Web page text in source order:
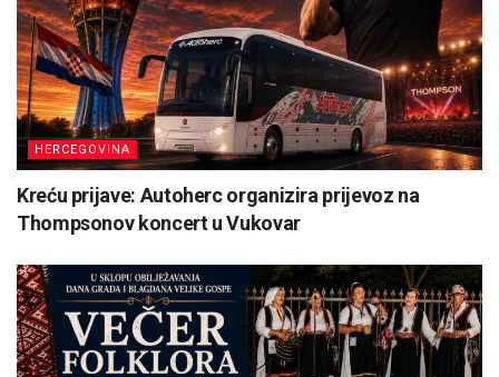
HERCEGOVINA
Kreću prijave: Autoherc organizira prijevoz na
Thompsonov koncert u Vukovar